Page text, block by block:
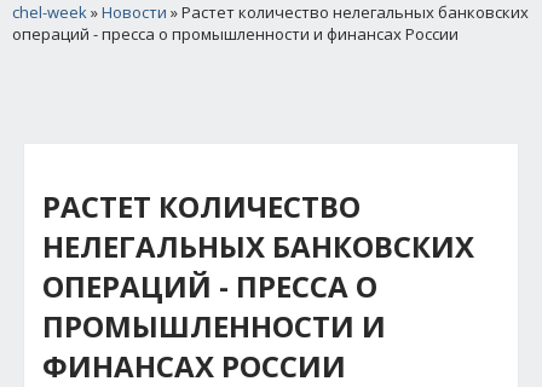
chel-week»Новости » Растет количество нелегальных банковских
операций - пресса о промышленности и финансах России
РАСТЕТ КОЛИЧЕСТВО
НЕЛЕГАЛЬНЫХ БАНКОВСКИХ
ОПЕРАЦИЙ - ПРЕССА О
ПРОМЫШЛЕННОСТИ И
ФИНАНСАХ РОССИИ